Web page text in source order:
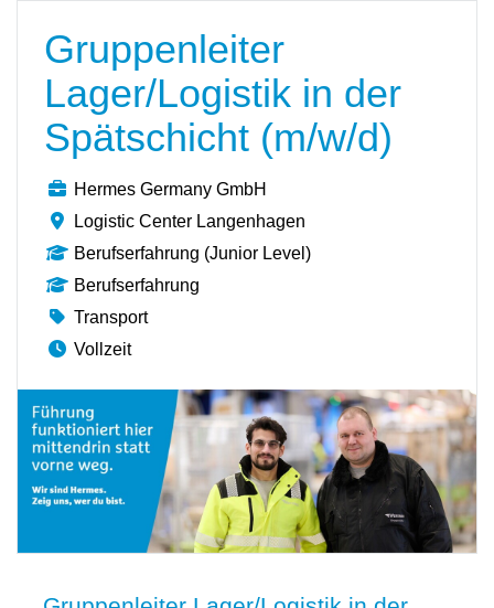
Gruppenleiter
Lager/Logistik in der
Spätschicht (m/w/d)
Hermes Germany GmbH
Logistic Center Langenhagen
Berufserfahrung (Junior Level)
Berufserfahrung
Transport
Vollzeit